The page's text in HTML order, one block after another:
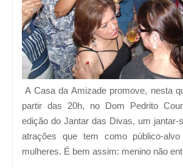
A Casa da Amizade promove, nesta
partir das 20h, no Dom Pedrito
edição do Jantar das Divas, um jantar-
atrações que tem como público-
mulheres. É bem assim: menino não